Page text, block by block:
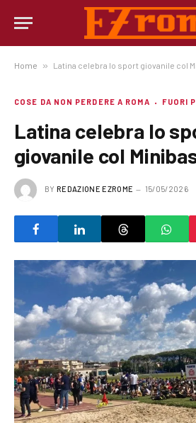
Home » Latina celebra lo sport giovanile col
COSE DA NON PERDERE A ROMA FUORI
Latina celebra lo
giovanile col
BY REDAZIONE EZROME 15/05/2026